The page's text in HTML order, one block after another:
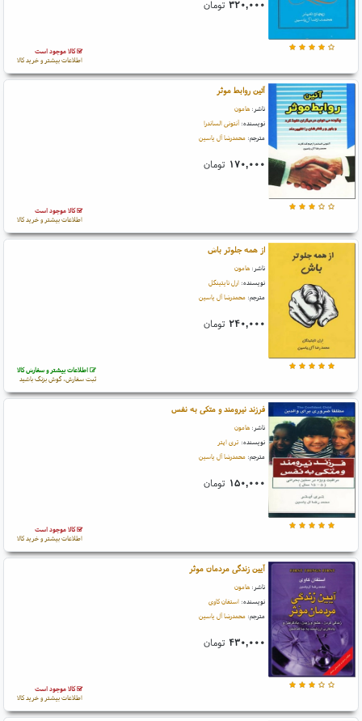
۳۲۰,۰۰۰ تومان
کالا موجود است
اطلاعات بیشتر و خرید کالا
آئین روابط موثر
ناشر: هامون
نویسنده: آنتونی الساندرا
مترجم: محمدرضا آل یاسین
۱۷۰,۰۰۰ تومان
کالا موجود است
اطلاعات بیشتر و خرید کالا
از همه جلوتر باش
ناشر: هامون
نویسنده: ارل نایتینگل
مترجم: محمدرضا آل یاسین
۲۴۰,۰۰۰ تومان
اطلاعات بیشتر و سفارش کالا
ثبت سفارش، گوش بزنگ باشید
فرزند نیرومند و متکی به نفس
ناشر: هامون
نویسنده: تری اپتر
مترجم: محمدرضا آل یاسین
۱۵۰,۰۰۰ تومان
کالا موجود است
اطلاعات بیشتر و خرید کالا
آیین زندگی مردمان موثر
ناشر: هامون
نویسنده: استفان کاوی
مترجم: محمدرضا آل یاسین
۴۳۰,۰۰۰ تومان
کالا موجود است
اطلاعات بیشتر و خرید کالا